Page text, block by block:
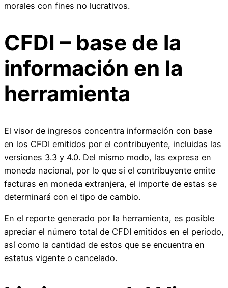
morales con fines no lucrativos.
CFDI – base de la
información en la
herramienta
El visor de ingresos concentra información con base
en los CFDI emitidos por el contribuyente, incluidas las
versiones 3.3 y 4.0. Del mismo modo, las expresa en
moneda nacional, por lo que si el contribuyente emite
facturas en moneda extranjera, el importe de estas se
determinará con el tipo de cambio.
En el reporte generado por la herramienta, es posible
apreciar el número total de CFDI emitidos en el periodo,
así como la cantidad de estos que se encuentra en
estatus vigente o cancelado.